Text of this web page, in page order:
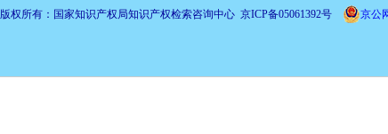
版权所有：国家知识产权局知识产权检索咨询中心 京ICP备05061392号 京公